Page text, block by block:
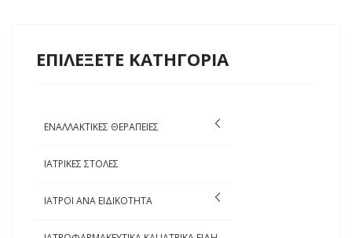
ΕΠΙΛΕΞΕΤΕ ΚΑΤΗΓΟΡΙΑ
ΕΝΑΛΛΑΚΤΙΚΕΣ ΘΕΡΑΠΕΙΕΣ
ΙΑΤΡΙΚΕΣ ΣΤΟΛΕΣ
ΙΑΤΡΟΙ ΑΝΑ ΕΙΔΙΚΟΤΗΤΑ